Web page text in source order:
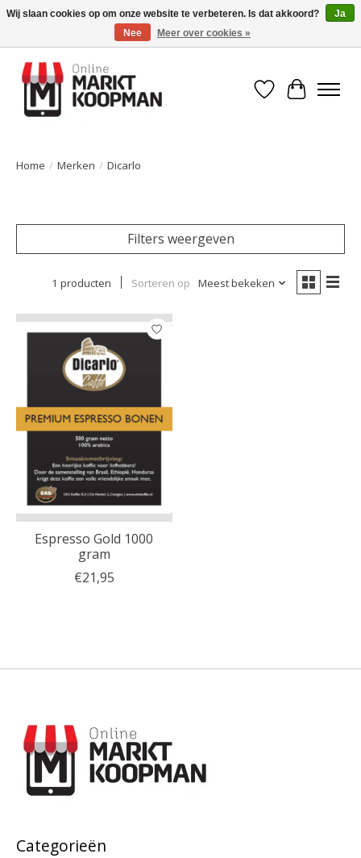
Voor 15:00 besteld, morgen in huis!
Verlanglijst
Home / Merken / Dicarlo
Filters weergeven
1 producten Sorteren op Meest bekeken
Espresso Gold 1000
gram
€21,95
Categorieën
Wij slaan cookies op om onze website te verbeteren. Is dat akkoord?
Ja
Nee
Meer over cookies »